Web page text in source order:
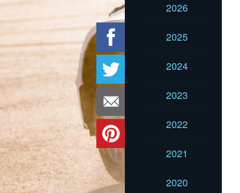
2026
2025
2024
2023
2022
2021
2020